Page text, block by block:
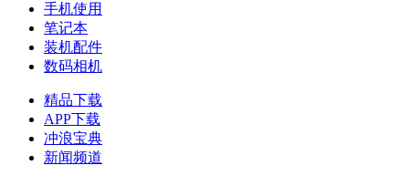
手机使用
笔记本
装机配件
数码相机
精品下载
APP下载
冲浪宝典
新闻频道